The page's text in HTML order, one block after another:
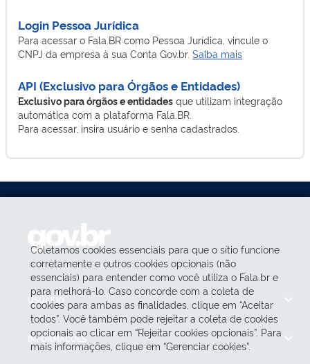
Login Pessoa Jurídica
Para acessar o Fala.BR como Pessoa Jurídica, vincule o
CNPJ da empresa à sua Conta Gov.br. Saiba mais
API (Exclusivo para Órgãos e Entidades)
Exclusivo para órgãos e entidades que utilizam integração
automática com a plataforma Fala.BR.
Para acessar, insira usuário e senha cadastrados.
USUÁRIO
INFORMAÇÕES
Coletamos cookies essenciais para que o sítio funcione
corretamente e outros cookies opcionais (não
essenciais) para entender como você utiliza o Fala.br e
para melhorá-lo. Caso concorde com a coleta de
cookies para ambas as finalidades, clique em “Aceitar
todos”. Você também pode rejeitar a coleta de cookies
opcionais ao clicar em “Rejeitar cookies opcionais”. Para
mais informações, clique em “Gerenciar cookies”.